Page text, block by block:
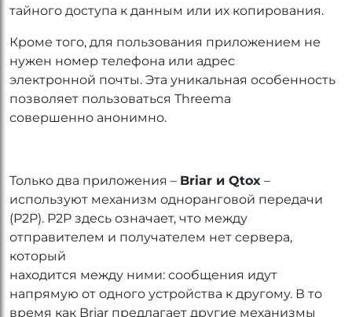
тайного доступа к данным или их копирования.
Кроме того, для пользования приложением не
нужен номер телефона или адрес
электронной почты. Эта уникальная особенность
позволяет пользоваться Threema
совершенно анонимно.
Только два приложения – Briar и Qtox –
используют механизм одноранговой передачи
(P2P). P2P здесь означает, что между
отправителем и получателем нет сервера,
который
находится между ними: сообщения идут
напрямую от одного устройства к другому. В то
время как Briar предлагает другие механизмы